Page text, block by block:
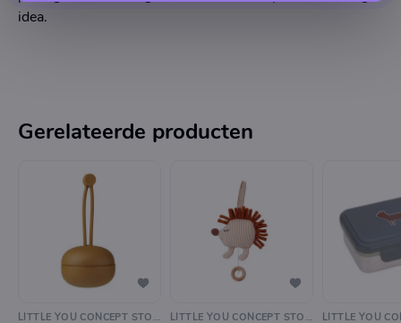
idea.
Gerelateerde producten
LITTLE YOU CONCEPT STORE LITTLE YOU CONCEPT STORE